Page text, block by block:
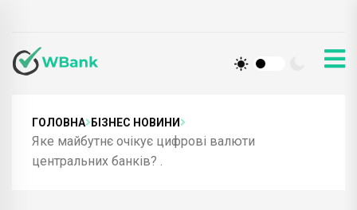
ГОЛОВНА БІЗНЕС НОВИНИ
Яке майбутнє очікує цифрові валюти
центральних банків? .